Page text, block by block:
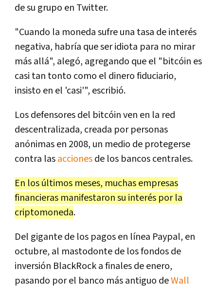
de su grupo en Twitter.
"Cuando la moneda sufre una tasa de interés
negativa, habría que ser idiota para no mirar
más allá", alegó, agregando que el "bitcóin es
casi tan tonto como el dinero fiduciario,
insisto en el 'casi'", escribió.
Los defensores del bitcóin ven en la red
descentralizada, creada por personas
anónimas en 2008, un medio de protegerse
contra lasaccionesde los bancos centrales.
En los últimos meses, muchas empresas
financieras manifestaron su interés por la
criptomoneda.
Del gigante de los pagos en línea Paypal, en
octubre, al mastodonte de los fondos de
inversión BlackRock a finales de enero,
pasando por el banco más antiguo deWall